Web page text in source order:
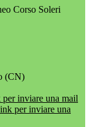
Corso Soleri
(CN)
inviare una mail
per inviare una